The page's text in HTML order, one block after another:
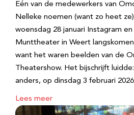
Eén van de medewerkers van
Nelleke noemen (want zo heet
woensdag 28 januari Instagram
Munttheater in Weert
want het waren beelden van de
Theatershow. Het bijschrijft
anders, op dinsdag 3 februari
Lees meer